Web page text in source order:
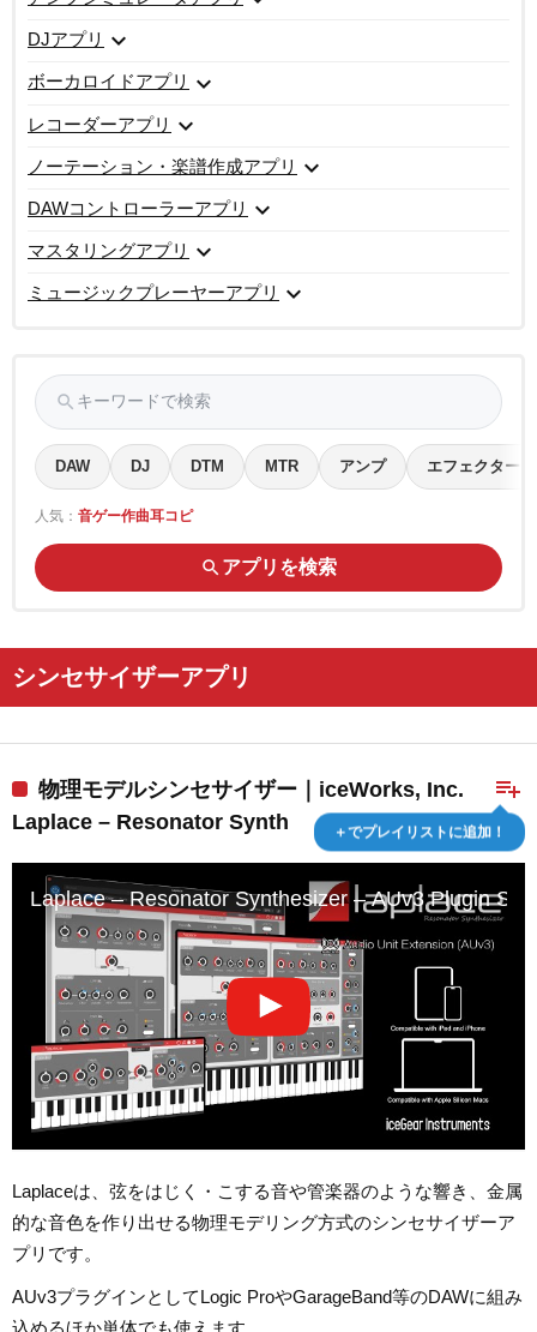
DJアプリ expand_more
ボーカロイドアプリ expand_more
レコーダーアプリ expand_more
ノーテーション・楽譜作成アプリ expand_more
DAWコントローラーアプリ expand_more
マスタリングアプリ expand_more
ミュージックプレーヤーアプリ expand_more
search キーワードで検索
DAW DJ DTM MTR アンプ エフェクター
人気： 音ゲー作曲耳コピ
search アプリを検索
シンセサイザーアプリ
playlist_add
＋でプレイリストに追加！
物理モデルシンセサイザー｜iceWorks, Inc.
Laplace – Resonator Synth
Laplace – Resonator Synthesizer – AUv3 Plugin
Laplaceは、弦をはじく・こする音や管楽器のような響き、金属
的な音色を作り出せる物理モデリング方式のシンセサイザーア
プリです。
AUv3プラグインとしてLogic ProやGarageBand等のDAWに組み
込めるほか単体でも使えます。